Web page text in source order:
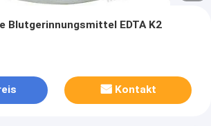
Blutgerinnungsmittel EDTA K2
Kontakt